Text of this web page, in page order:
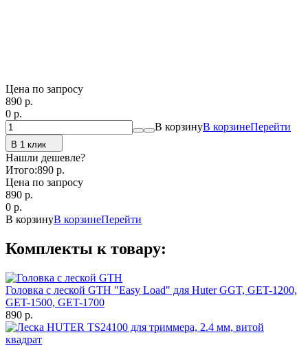
Цена по запросу
890 p.
0 p.
В корзинуВ корзинеПерейти
В 1 клик
Нашли дешевле?
Итого:890 p.
Цена по запросу
890 p.
0 p.
В корзинуВ корзинеПерейти
Комплекты к товару:
Головка с леской GTH "Easy Load" для Huter GGT, GET-1200,
GET-1500, GET-1700
890 р.